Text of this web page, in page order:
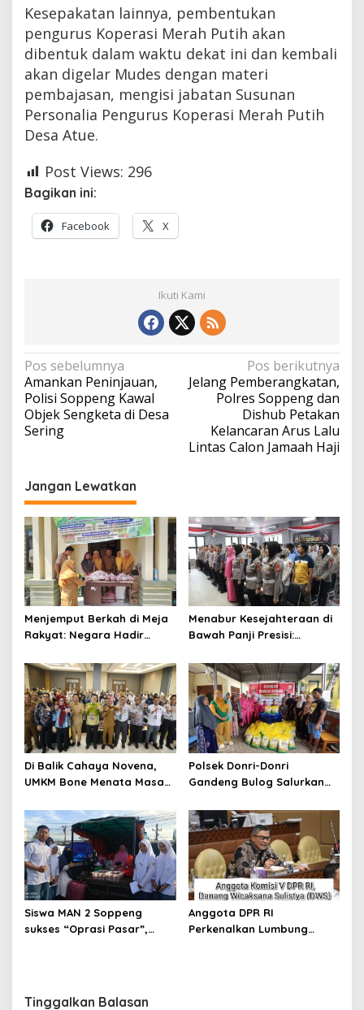
Kesepakatan lainnya, pembentukan
pengurus Koperasi Merah Putih akan
dibentuk dalam waktu dekat ini dan kembali
akan digelar Mudes dengan materi
pembajasan, mengisi jabatan Susunan
Personalia Pengurus Koperasi Merah Putih
Desa Atue.
Post Views: 296
Bagikan ini:
Facebook X
Ikuti Kami
Navigasi
pos
Pos sebelumnya
Amankan Peninjauan,
Polisi Soppeng Kawal
Objek Sengketa di Desa
Sering
Pos berikutnya
Jelang Pemberangkatan,
Polres Soppeng dan
Dishub Petakan
Kelancaran Arus Lalu
Lintas Calon Jamaah Haji
Jangan Lewatkan
Menjemput Berkah di Meja
Rakyat: Negara Hadir
Ujung
Menabur Kesejahteraan di
Bawah Panji Presisi:
Sudhirajati
Di Balik Cahaya Novena,
UMKM Bone Menata Masa
Polsek Donri-Donri
Gandeng Bulog Salurkan
Harga
Siswa MAN 2 Soppeng
sukses “Oprasi Pasar”,
Anggota DPR RI
Perkenalkan Lumbung
Tinggalkan Balasan